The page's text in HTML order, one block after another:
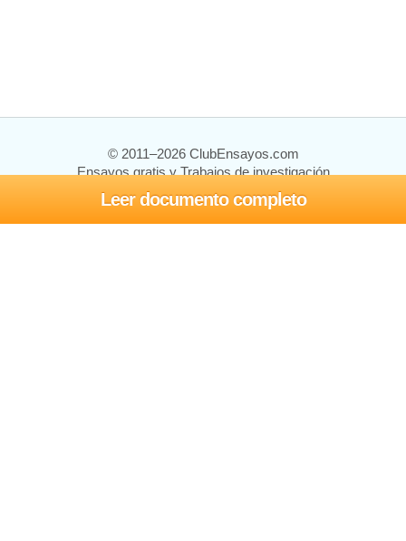
Leer documento completo
© 2011–2026 ClubEnsayos.com
Ensayos gratis y Trabajos de investigación